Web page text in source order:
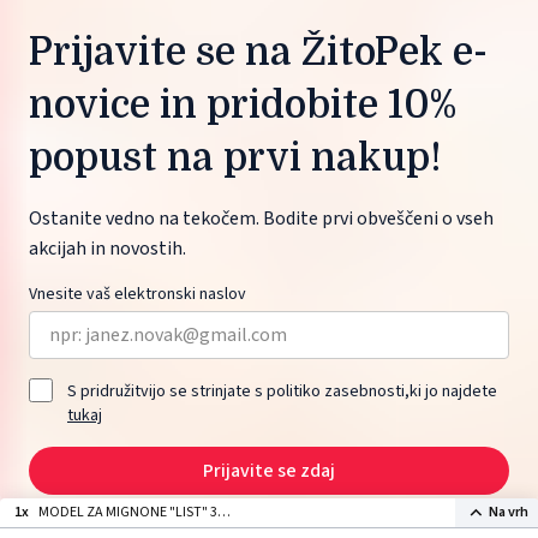
1x MODEL ZA MIGNONE "LIST" 30
x 40 cm
Na vrh
Prijavite se na ŽitoPek e-
novice in pridobite 10%
popust na prvi nakup!
Ostanite vedno na tekočem. Bodite prvi obveščeni o vseh
akcijah in novostih.
Vnesite vaš elektronski naslov
S pridružitvijo se strinjate s politiko zasebnosti,ki jo najdete
tukaj
Prijavite se zdaj